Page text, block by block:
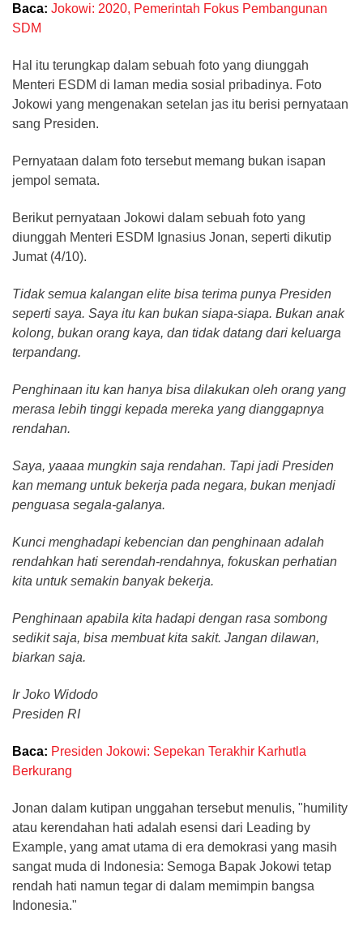
Baca: Jokowi: 2020, Pemerintah Fokus Pembangunan
SDM
Hal itu terungkap dalam sebuah foto yang diunggah
Menteri ESDM di laman media sosial pribadinya. Foto
Jokowi yang mengenakan setelan jas itu berisi pernyataan
sang Presiden.
Pernyataan dalam foto tersebut memang bukan isapan
jempol semata.
Berikut pernyataan Jokowi dalam sebuah foto yang
diunggah Menteri ESDM Ignasius Jonan, seperti dikutip
Jumat (4/10).
Tidak semua kalangan elite bisa terima punya Presiden
seperti saya. Saya itu kan bukan siapa-siapa. Bukan anak
kolong, bukan orang kaya, dan tidak datang dari keluarga
terpandang.
Penghinaan itu kan hanya bisa dilakukan oleh orang yang
merasa lebih tinggi kepada mereka yang dianggapnya
rendahan.
Saya, yaaaa mungkin saja rendahan. Tapi jadi Presiden
kan memang untuk bekerja pada negara, bukan menjadi
penguasa segala-galanya.
Kunci menghadapi kebencian dan penghinaan adalah
rendahkan hati serendah-rendahnya, fokuskan perhatian
kita untuk semakin banyak bekerja.
Penghinaan apabila kita hadapi dengan rasa sombong
sedikit saja, bisa membuat kita sakit. Jangan dilawan,
biarkan saja.
Ir Joko Widodo
Presiden RI
Baca: Presiden Jokowi: Sepekan Terakhir Karhutla
Berkurang
Jonan dalam kutipan unggahan tersebut menulis, "humility
atau kerendahan hati adalah esensi dari Leading by
Example, yang amat utama di era demokrasi yang masih
sangat muda di Indonesia: Semoga Bapak Jokowi tetap
rendah hati namun tegar di dalam memimpin bangsa
Indonesia."